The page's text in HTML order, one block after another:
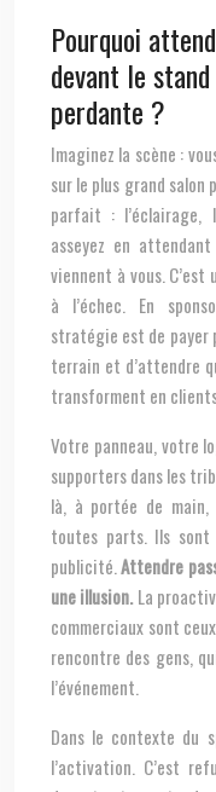
Pourquoi
devant le
perdante ?
Imaginez la scène :
sur le plus grand
parfait : l’éclairage,
asseyez en
viennent à vous.
à l’échec. En
stratégie est de payer
terrain et d’attendre
transforment en
Votre panneau, votre
supporters dans les
là, à portée de
toutes parts. Ils sont
publicité.Attendre
une illusion. La
commerciaux sont
rencontre des gens,
l’événement.
Dans le contexte du
l’activation. C’est